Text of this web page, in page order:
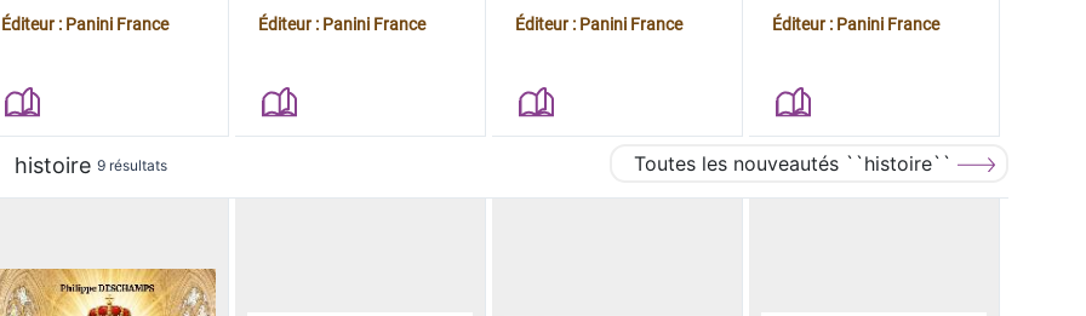
Juan
Éditeur : Panini France
;Lopez Alvaro
Éditeur : Panini France
Stegman Ryan
Éditeur : Panini France
Antonio Roge
Éditeur : Panini France
histoire 9 résultats Toutes les nouveautés ``histoire``